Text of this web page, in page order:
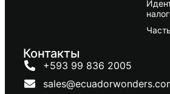
Контакты
+593 99 836 2005